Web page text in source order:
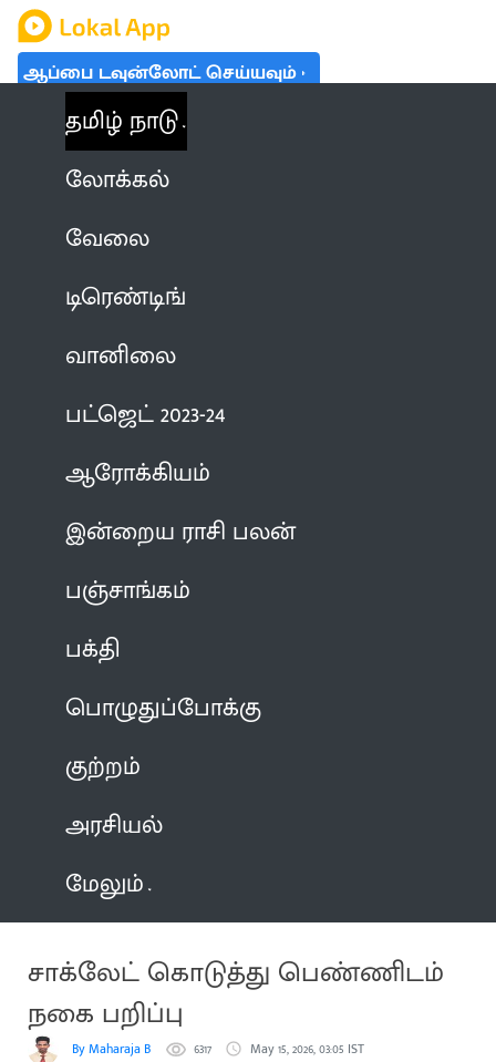
ஆப்பை டவுன்லோட் செய்யவும்
தமிழ் நாடு
லோக்கல்
வேலை
டிரெண்டிங்
வானிலை
பட்ஜெட் 2023-24
ஆரோக்கியம்
இன்றைய ராசி பலன்
பஞ்சாங்கம்
பக்தி
பொழுதுப்போக்கு
குற்றம்
அரசியல்
மேலும்
சாக்லேட் கொடுத்து பெண்ணிடம்
நகை பறிப்பு
By Maharaja B 6317 May 15, 2026, 03:05 IST